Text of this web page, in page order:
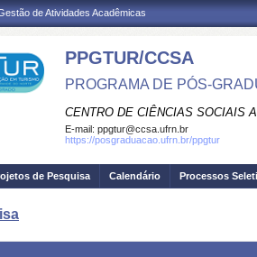
de Atividades Acadêmicas
PPGTUR/CCSA
PROGRAMA DE PÓS-
CENTRO DE CIÊNCIAS SOCIAIS
E-mail: ppgtur@ccsa.ufrn.br
https://posgraduacao.ufrn.br/ppgtur
de Pesquisa Calendário Processos